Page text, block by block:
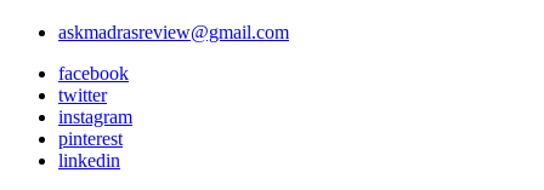
askmadrasreview@gmail.com
facebook
twitter
instagram
pinterest
linkedin